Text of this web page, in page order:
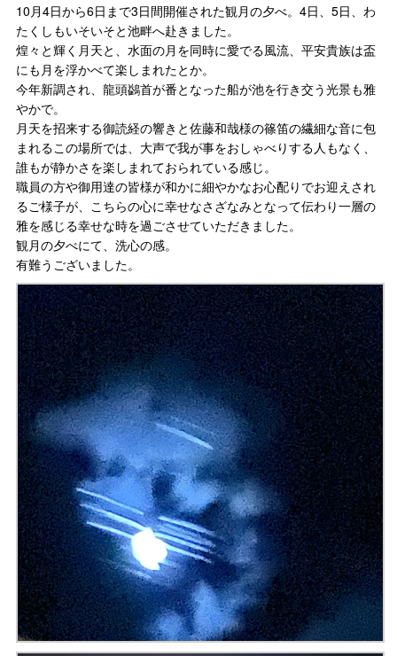
10月4日から6日まで3日間開催された観月の夕べ。4日、5日、わ
たくしもいそいそと池畔へ赴きました。
煌々と輝く月天と、水面の月を同時に愛でる風流、平安貴族は盃
にも月を浮かべて楽しまれたとか。
今年新調され、龍頭鷁首が番となった船が池を行き交う光景も雅
やかで。
月天を招来する御読経の響きと佐藤和哉様の篠笛の繊細な音に包
まれるこの場所では、大声で我が事をおしゃべりする人もなく、
誰もが静かさを楽しまれておられている感じ。
職員の方や御用達の皆様が和かに細やかなお心配りでお迎えされ
るご様子が、こちらの心に幸せなさざなみとなって伝わり一層の
雅を感じる幸せな時を過ごさせていただきました。
観月の夕べにて、洗心の感。
有難うございました。